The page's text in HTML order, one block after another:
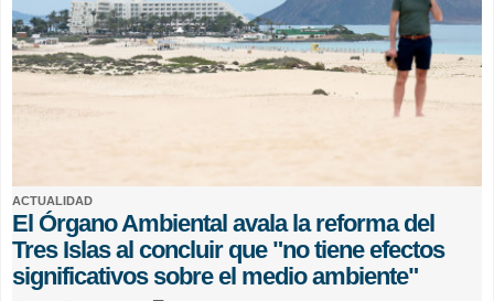
ACTUALIDAD
El Órgano Ambiental avala la reforma del
Tres Islas al concluir que "no tiene efectos
significativos sobre el medio ambiente"